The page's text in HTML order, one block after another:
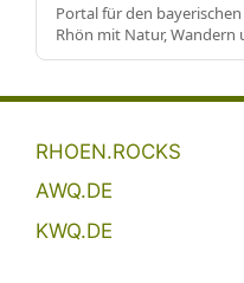
Portal für den
Rhön mit Natur, Wandern
RHOEN.ROCKS
AWQ.DE
KWQ.DE